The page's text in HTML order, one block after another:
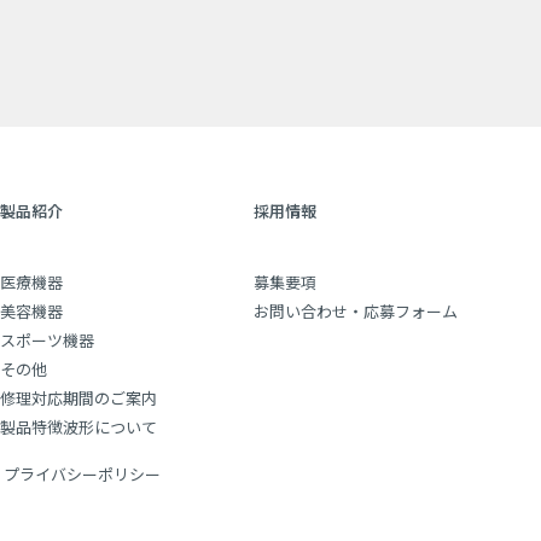
製品紹介
医療機器
美容機器
スポーツ機器
その他
修理対応期間のご案内
製品特徴波形について
採用情報
募集要項
お問い合わせ・応募フォーム
プライバシーポリシー